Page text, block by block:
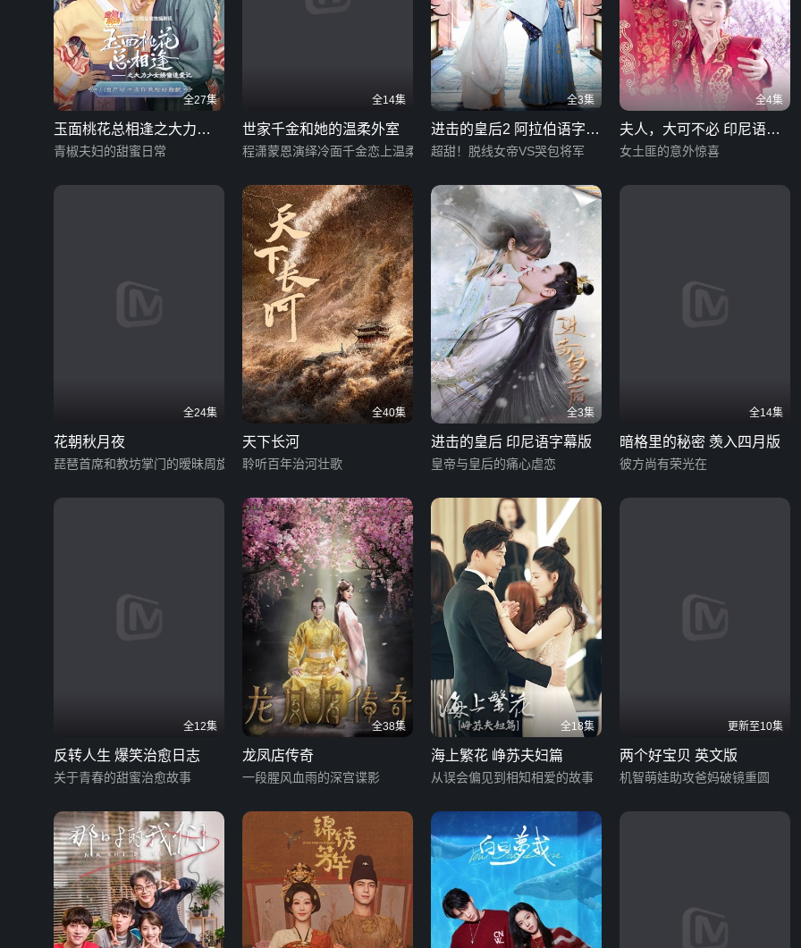
全27集
玉面桃花总相逢之大力少
女娇蛮追爱记
青椒夫妇的甜蜜日常
全14集
世家千金和她的温柔外室
程潇蒙恩演绎冷面千金恋上温柔人夫
全3集
进击的皇后2 阿拉伯语字幕
版
超甜！脱线女帝VS哭包将军
全4集
夫人，大可不必 印尼语字
幕版
女土匪的意外惊喜
全24集
花朝秋月夜
琵琶首席和教坊掌门的暧昧周旋
全40集
天下长河
聆听百年治河壮歌
全3集
进击的皇后 印尼语字幕版
皇帝与皇后的痛心虐恋
全14集
暗格里的秘密 羡入四月版
彼方尚有荣光在
全12集
反转人生 爆笑治愈日志
关于青春的甜蜜治愈故事
全38集
龙凤店传奇
一段腥风血雨的深宫谍影
全18集
海上繁花 峥苏夫妇篇
从误会偏见到相知相爱的故事
更新至10集
两个好宝贝 英文版
机智萌娃助攻爸妈破镜重圆